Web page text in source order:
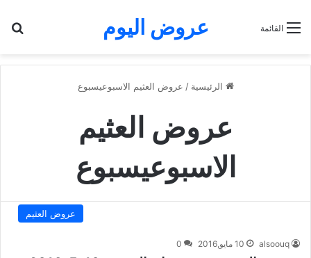
عروض اليوم القائمة
الرئيسية / عروض العثيم الاسبوعيسبوع
عروض العثيم
الاسبوعيسبوع
عروض العثيم
alsoouq 10 مايو,2016 0